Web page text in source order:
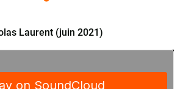
Laurent (juin 2021)